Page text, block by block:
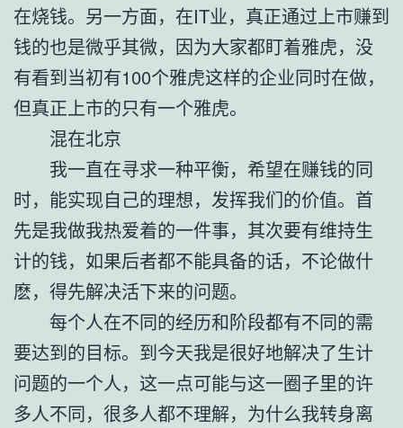
在烧钱。另一方面，在IT业，真正通过上市赚到
钱的也是微乎其微，因为大家都盯着雅虎，没
有看到当初有100个雅虎这样的企业同时在做，
但真正上市的只有一个雅虎。
混在北京
我一直在寻求一种平衡，希望在赚钱的同
时，能实现自己的理想，发挥我们的价值。首
先是我做我热爱着的一件事，其次要有维持生
计的钱，如果后者都不能具备的话，不论做什
麽，得先解决活下来的问题。
每个人在不同的经历和阶段都有不同的需
要达到的目标。到今天我是很好地解决了生计
问题的一个人，这一点可能与这一圈子里的许
多人不同，很多人都不理解，为什么我转身离